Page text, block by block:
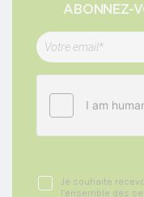
ABONNEZ-
Je souhaite
l’ensemble des